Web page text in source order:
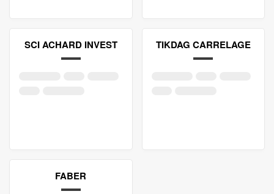
SCI ACHARD INVEST TIKDAG CARRELAGE
FABER